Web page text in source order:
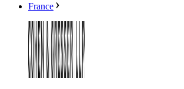
France